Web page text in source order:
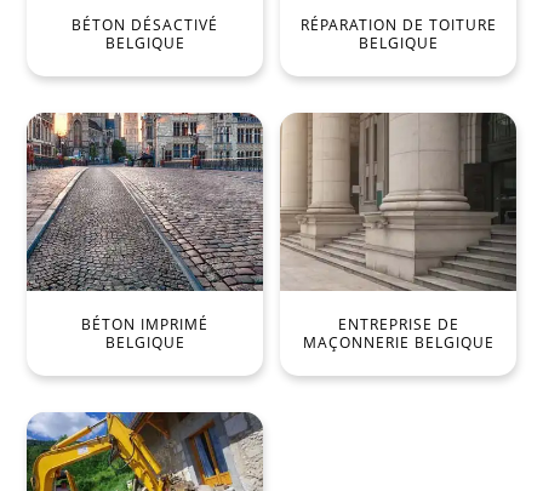
BÉTON DÉSACTIVÉ
BELGIQUE
RÉPARATION DE TOITURE
BELGIQUE
BÉTON IMPRIMÉ
BELGIQUE
ENTREPRISE DE
MAÇONNERIE BELGIQUE